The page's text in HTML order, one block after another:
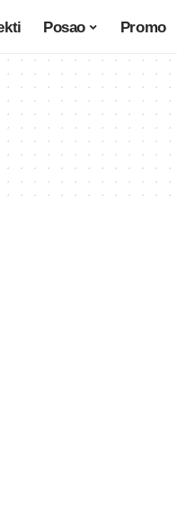
Posao Promo